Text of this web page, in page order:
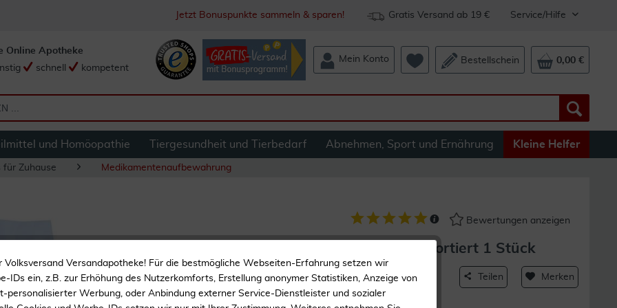
Service/Hilfe
Gratis Versand ab 19 €
Jetzt Bonuspunkte sammeln & sparen!
Online Apotheke
schnell kompetent
Mein Konto Bestellschein 0,00 €
und Homöopathie Tiergesundheit und Tierbedarf Abnehmen, Sport und Ernährung Kleine Helfer
für Zuhause Medikamentenaufbewahrung
Bewertungen anzeigen
Pillendose Rund Metall Motiv Glück Sortiert 1 Stück
Teilen Merken
Versandapotheke! Für die bestmögliche Webseiten-Erfahrung setzen wir
IDs ein, z.B. zur Erhöhung des Nutzerkomforts, Erstellung anonymer Statistiken, Anzeige von
personalisierter Werbung, oder Anbindung externer Service-Dienstleister und sozialer